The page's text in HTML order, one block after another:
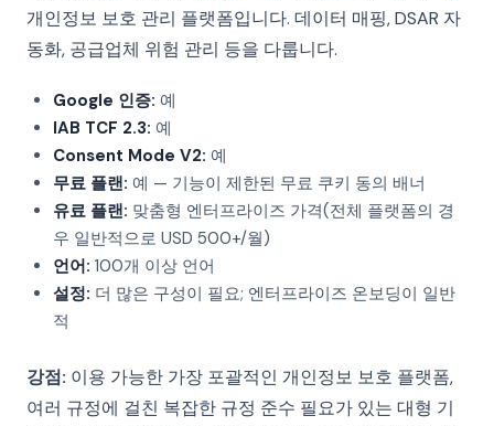
개인정보 보호 관리 플랫폼입니다. 데이터 매핑, DSAR 자
동화, 공급업체 위험 관리 등을 다룹니다.
Google 인증: 예
IAB TCF 2.3: 예
Consent Mode V2: 예
무료 플랜: 예 — 기능이 제한된 무료 쿠키 동의 배너
유료 플랜: 맞춤형 엔터프라이즈 가격(전체 플랫폼의 경
우 일반적으로 USD 500+/월)
언어: 100개 이상 언어
설정: 더 많은 구성이 필요; 엔터프라이즈 온보딩이 일반
적
강점: 이용 가능한 가장 포괄적인 개인정보 보호 플랫폼,
여러 규정에 걸친 복잡한 규정 준수 필요가 있는 대형 기